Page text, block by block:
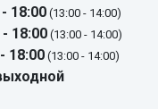
18:00 (13:00 - 14:00)
18:00 (13:00 - 14:00)
18:00 (13:00 - 14:00)